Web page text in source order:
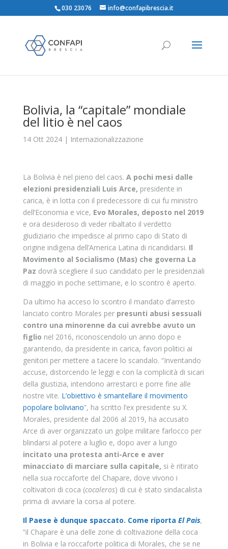
030 23076 info@confapibrescia.it
Bolivia, la “capitale” mondiale
del litio è nel caos
14 Ott 2024| Internazionalizzazione
La Bolivia è nel pieno del caos. A pochi mesi dalle
elezioni presidenziali Luis Arce, presidente in
carica, è in lotta con il predecessore di cui fu ministro
dell’Economia e vice, Evo Morales, deposto nel 2019
e ora desideroso di veder ribaltato il verdetto
giudiziario che impedisce al primo capo di Stato di
origine indigena dell’America Latina di ricandidarsi. Il
Movimento al Socialismo (Mas) che governa La
Paz dovrà scegliere il suo candidato per le presidenziali
di maggio in poche settimane, e lo scontro è aperto.
Da ultimo ha acceso lo scontro il mandato d’arresto
lanciato contro Morales per presunti abusi sessuali
contro una minorenne da cui avrebbe avuto un
figlio nel 2016, riconoscendolo un anno dopo e
garantendo, da presidente in carica, favori politici ai
genitori per mettere a tacere lo scandalo. “Inventando
accuse, distorcendo le leggi e con la complicità di sicari
della giustizia, intendono arrestarci e porre fine alle
nostre vite. L’obiettivo è smantellare il movimento
popolare boliviano”, ha scritto l’ex presidente su X.
Morales, presidente dal 2006 al 2019, ha accusato
Arce di aver organizzato un golpe militare farlocco per
blindarsi al potere a luglio e, dopo aver a lungo
incitato una protesta anti-Arce e aver
minacciato di marciare sulla capitale, si è ritirato
nella sua roccaforte del Chapare, dove vivono i
coltivatori di coca (cocaleros) di cui è stato sindacalista
prima di avviare la corsa al potere.
Il Paese è dunque spaccato. Come riporta El Pais,
“il Chapare è una delle zone di coltivazione della coca
in Bolivia e la roccaforte politica di Morales, che se ne